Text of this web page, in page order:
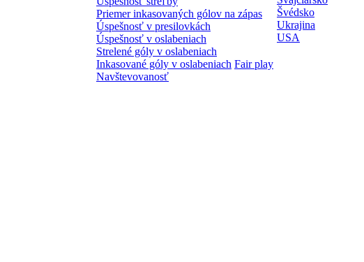
Priemer inkasovaných gólov na zápas
Úspešnosť v presilovkách
Úspešnosť v oslabeniach
Strelené góly v oslabeniach
Inkasované góly v oslabeniach Fair play
Navštevovanosť
Švédsko
Ukrajina
USA